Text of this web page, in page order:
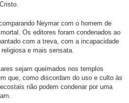
Neymar com o homem de
Os editores foram condenados ao
com a treva, com a incapacidade
e mais sensata.
sejam queimados nos templos
que, como discordam do uso e culto às
não podem condenar por uma